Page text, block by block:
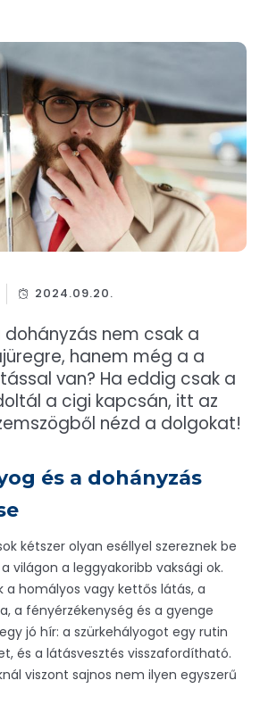
2024.09.20.
nem csak a
hanem még a a
van? Ha eddig csak a
a cigi kapcsán, itt az
nézd a dolgokat!
és a dohányzás
kétszer olyan eséllyel szereznek be
világon a leggyakoribb vaksági ok.
a homályos vagy kettős látás, a
a fényérzékenység és a gyenge
jó hír: a szürkehályogot egy rutin
és a látásvesztés visszafordítható.
viszont sajnos nem ilyen egyszerű